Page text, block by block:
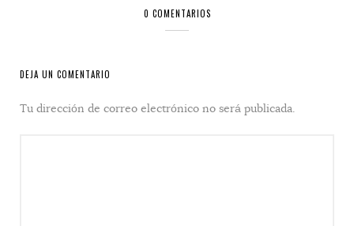
0 COMENTARIOS
DEJA UN COMENTARIO
Tu dirección de correo electrónico no será publicada.